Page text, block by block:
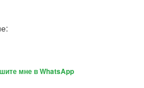
мне в WhatsApp